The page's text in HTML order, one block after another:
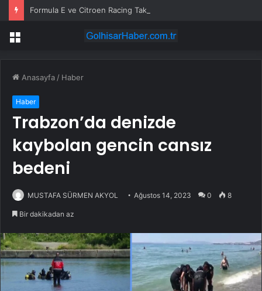
Menü
Anasayfa / Haber
Haber
Trabzon’da denizde
kaybolan gencin cansız
bedeni
MUSTAFA SÜRMEN AKYOL Ağustos 14, 2023 0 8
Bir dakikadan az